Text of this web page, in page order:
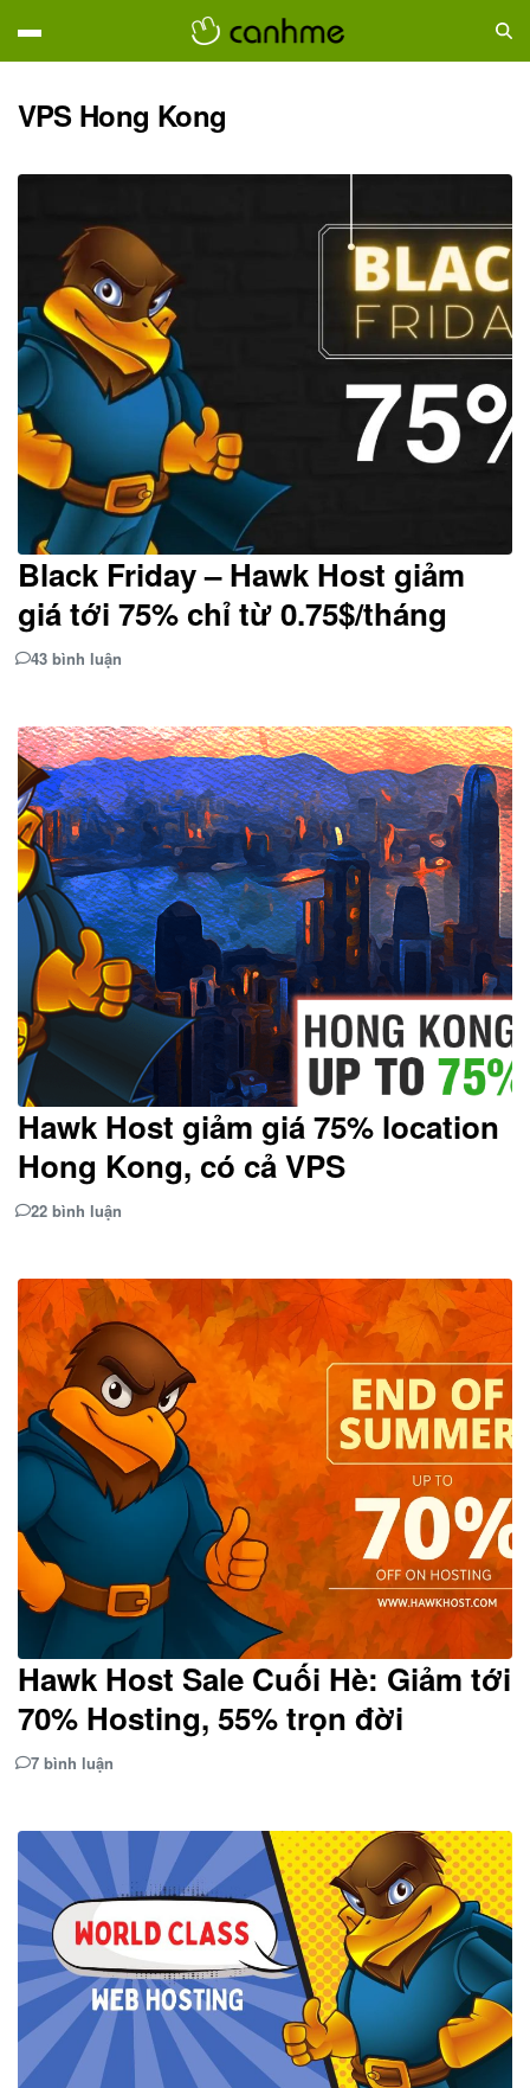
VPS Hong Kong
Black Friday – Hawk Host giảm
giá tới 75% chỉ từ 0.75$/tháng
43 bình luận
Hawk Host giảm giá 75% location
Hong Kong, có cả VPS
22 bình luận
Hawk Host Sale Cuối Hè: Giảm tới
70% Hosting, 55% trọn đời
7 bình luận